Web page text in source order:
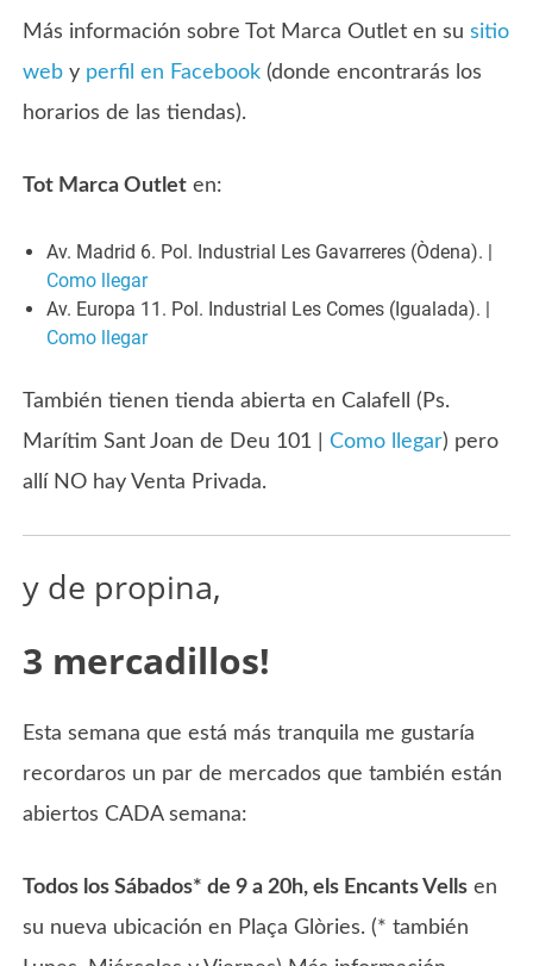
Más información sobre Tot Marca Outlet en susitio
web y perfil en Facebook (donde encontrarás los
horarios de las tiendas).
Tot Marca Outlet en:
Av. Madrid 6. Pol. Industrial Les Gavarreres (Òdena). |
Como llegar
Av. Europa 11. Pol. Industrial Les Comes (Igualada). |
Como llegar
También tienen tienda abierta en Calafell (Ps.
Marítim Sant Joan de Deu 101 |Como llegar) pero
allí NO hay Venta Privada.
y de propina,
3 mercadillos!
Esta semana que está más tranquila me gustaría
recordaros un par de mercados que también están
abiertos CADA semana:
Todos los Sábados* de 9 a 20h, els Encants Vells en
su nueva ubicación en Plaça Glòries. (* también